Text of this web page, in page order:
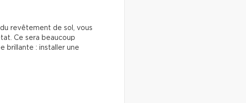
revêtement de sol, vous
Ce sera beaucoup
brillante : installer une